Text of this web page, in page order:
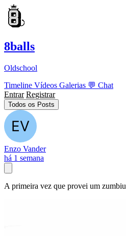
8balls
Oldschool
Timeline Vídeos Galerias 💬 Chat
Entrar Registrar
Todos os Posts
Enzo Vander
há 1 semana
A primeira vez que provei um zumbiu